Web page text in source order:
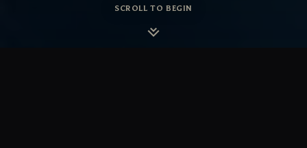
SCROLL TO BEGIN